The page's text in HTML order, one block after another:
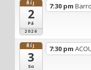
v
k
ŘÍJ
2
Pá
2026
7:30 pm
ŘÍJ
3
So
7:30 pm